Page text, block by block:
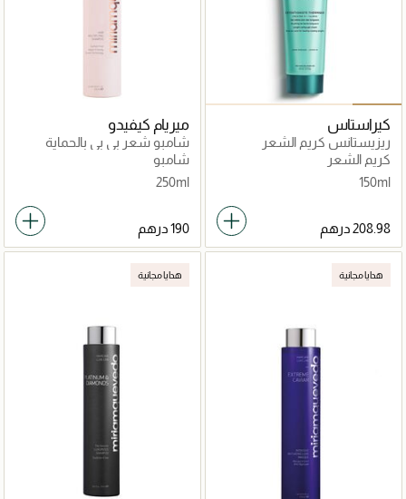
كيراستاس
ريزيستانس كريم الشعر
دراي 150مل
كريم الشعر
150ml
ميريام كيفيدو
شامبو شعر بي بي بالحماية
المضاعفة 250مل
شامبو
250ml
هدايا مجانية هدايا مجانية